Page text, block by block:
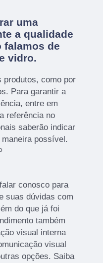
uma
a qualidade
falamos de
vidro.
produtos, como por
Para garantir a
entre em
referência no
saberão indicar
possível.
conosco para
suas dúvidas com
do que já foi
também
visual interna
visual
opções. Saiba